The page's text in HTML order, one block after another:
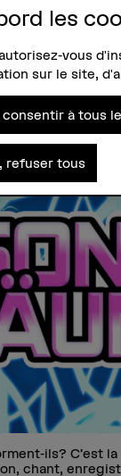
violon et
jusqu'à
ils? C’est
chant,
les
vous
sur le site,
consentir à tous
refuser tous